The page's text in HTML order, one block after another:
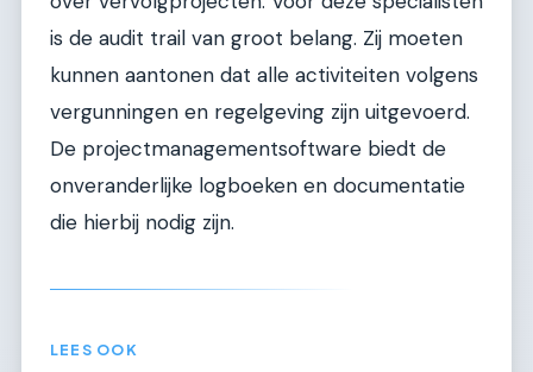
is de audit trail van groot belang. Zij moeten
kunnen aantonen dat alle activiteiten volgens
vergunningen en regelgeving zijn uitgevoerd.
De projectmanagementsoftware biedt de
onveranderlijke logboeken en documentatie
die hierbij nodig zijn.
LEES OOK